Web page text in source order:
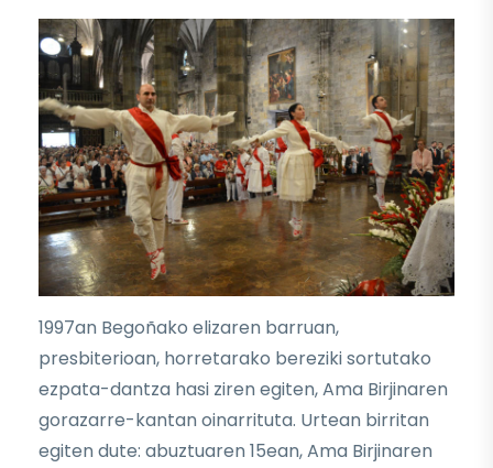
1997an Begoñako elizaren barruan,
presbiterioan, horretarako bereziki sortutako
ezpata-dantza hasi ziren egiten, Ama Birjinaren
gorazarre-kantan oinarrituta. Urtean birritan
egiten dute: abuztuaren 15ean, Ama Birjinaren